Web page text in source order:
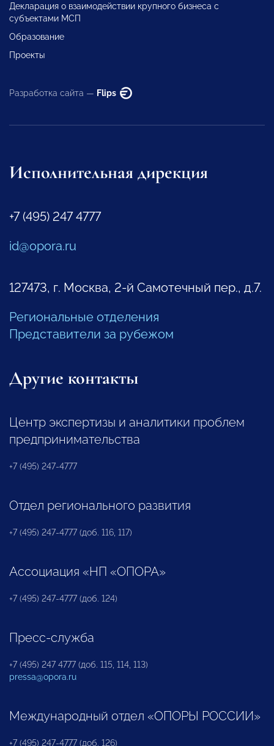
Декларация о взаимодействии крупного бизнеса с
субъектами МСП
Образование
Проекты
Разработка сайта — Flips
Исполнительная дирекция
+7 (495) 247 4777
id@opora.ru
127473, г. Москва, 2-й Самотечный пер., д.7.
Региональные отделения
Представители за рубежом
Другие контакты
Центр экспертизы и аналитики проблем
предпринимательства
+7 (495) 247-4777
Отдел регионального развития
+7 (495) 247-4777 (доб. 116, 117)
Ассоциация «НП «ОПОРА»
+7 (495) 247-4777 (доб. 124)
Пресс-служба
+7 (495) 247 4777 (доб. 115, 114, 113)
pressa@opora.ru
Международный отдел «ОПОРЫ РОССИИ»
+7 (495) 247-4777 (доб. 126)